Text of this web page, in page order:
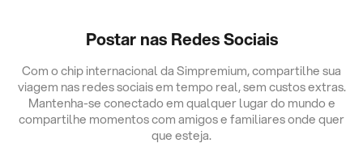
Postar nas Redes Sociais
Com o chip internacional da Simpremium, compartilhe sua
viagem nas redes sociais em tempo real, sem custos extras.
Mantenha-se conectado em qualquer lugar do mundo e
compartilhe momentos com amigos e familiares onde quer
que esteja.